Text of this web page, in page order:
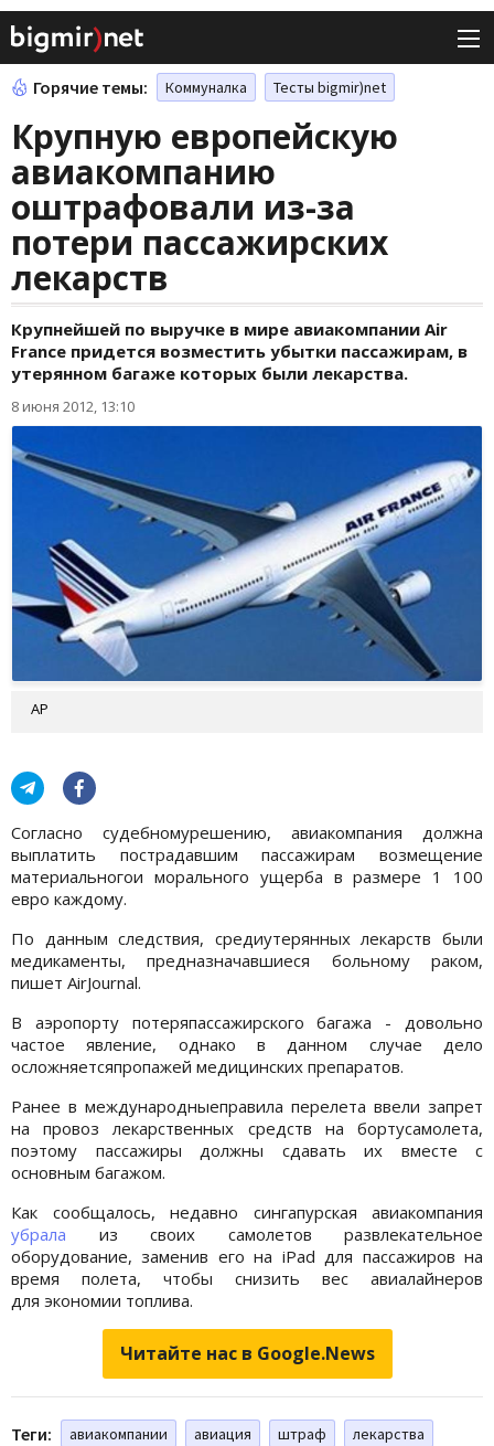
Горячие темы: Коммуналка Тесты bigmir)net
Крупную европейскую
авиакомпанию
оштрафовали из-за
потери пассажирских
лекарств
Крупнейшей по выручке в мире авиакомпании Air
Francе придется возместить убытки пассажирам, в
утерянном багаже которых были лекарства.
8 июня 2012, 13:10
АР
Согласно судебномурешению, авиакомпания должна
выплатить пострадавшим пассажирам возмещение
материальногои морального ущерба в размере 1 100
евро каждому.
По данным следствия, средиутерянных лекарств были
медикаменты, предназначавшиеся больному раком,
пишет AirJournal.
В аэропорту потеряпассажирского багажа - довольно
частое явление, однако в данном случае дело
осложняетсяпропажей медицинских препаратов.
Ранее в международныеправила перелета ввели запрет
на провоз лекарственных средств на бортусамолета,
поэтому пассажиры должны сдавать их вместе с
основным багажом.
Как сообщалось, недавно сингапурская авиакомпания
убрала из своих самолетов развлекательное
оборудование, заменив его на iPad для пассажиров на
время полета, чтобы снизить вес авиалайнеров
для экономии топлива.
Читайте нас в Google.News
Теги: авиакомпании авиация штраф лекарства